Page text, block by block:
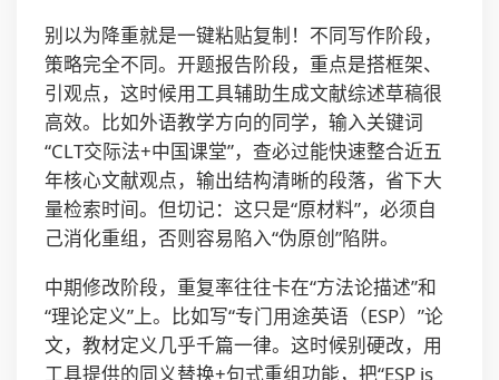
别以为降重就是一键粘贴复制！不同写作阶段，
策略完全不同。开题报告阶段，重点是搭框架、
引观点，这时候用工具辅助生成文献综述草稿很
高效。比如外语教学方向的同学，输入关键词
“CLT交际法+中国课堂”，查必过能快速整合近五
年核心文献观点，输出结构清晰的段落，省下大
量检索时间。但切记：这只是“原材料”，必须自
己消化重组，否则容易陷入“伪原创”陷阱。
中期修改阶段，重复率往往卡在“方法论描述”和
“理论定义”上。比如写“专门用途英语（ESP）”论
文，教材定义几乎千篇一律。这时候别硬改，用
工具提供的同义替换+句式重组功能，把“ESP is